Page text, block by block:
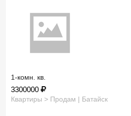
1-комн. кв.
3300000
Квартиры > Продам | Батайск